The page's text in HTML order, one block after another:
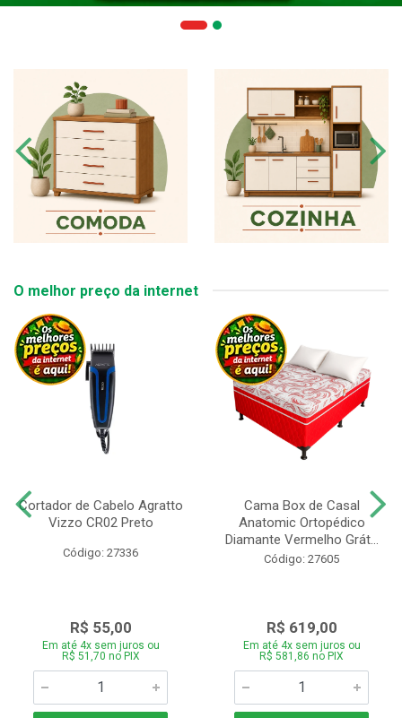
O melhor preço da internet
Cortador de Cabelo Agratto
Vizzo CR02 Preto
Código: 27336
R$ 55,00
Em até 4x sem juros ou
R$ 51,70 no PIX
Cama Box de Casal
Anatomic Ortopédico
Diamante Vermelho Grát...
Código: 27605
R$ 619,00
Em até 4x sem juros ou
R$ 581,86 no PIX